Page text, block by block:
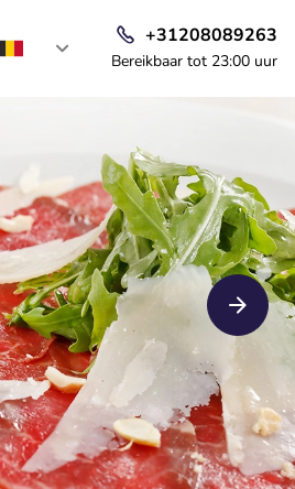
+31208089263
Bereikbaar tot 23:00 uur